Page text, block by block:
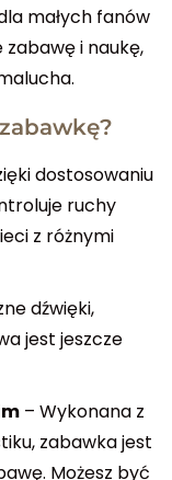
małych fanów
zabawę i naukę,
dostosowaniu
ruchy
z różnymi
dźwięki,
jest jeszcze
– Wykonana z
zabawka jest
Możesz być